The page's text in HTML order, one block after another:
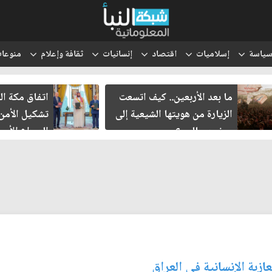
سياسة إسلاميات اقتصاد إنسانيات ثقافة وإعلام
ما بعد الأربعين.. كيف اتسعت
الزيارة من هويتها الشيعية إلى
حضور عالمي؟
اتفاق مكة
تشكيل
الصراع